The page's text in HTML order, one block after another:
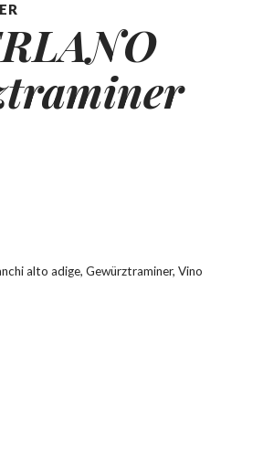
alto adige, Gewürztraminer, Vino